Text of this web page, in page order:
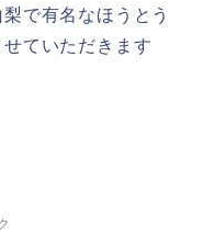
で有名なほうとう
ていただきます